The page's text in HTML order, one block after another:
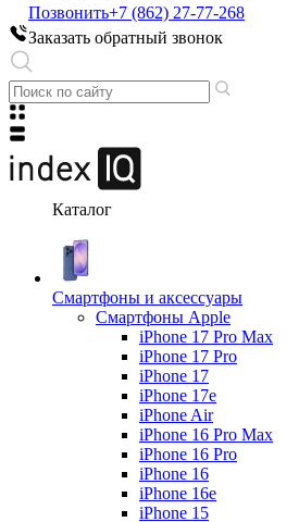
Позвонить+7 (862) 27-77-268
Заказать обратный звонок
Каталог
Смартфоны и аксессуары
Смартфоны Apple
iPhone 17 Pro Max
iPhone 17 Pro
iPhone 17
iPhone 17e
iPhone Air
iPhone 16 Pro Max
iPhone 16 Pro
iPhone 16
iPhone 16e
iPhone 15